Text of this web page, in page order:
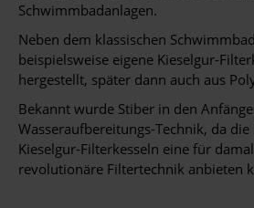
Schwimmbadanlagen.
Neben dem klassischen
beispielsweise eigene Kieselgur-
hergestellt, später dann auch aus
Bekannt wurde Stiber in den
Wasseraufbereitungs-Technik, da
Kieselgur-Filterkesseln eine für
revolutionäre Filtertechnik anbieten